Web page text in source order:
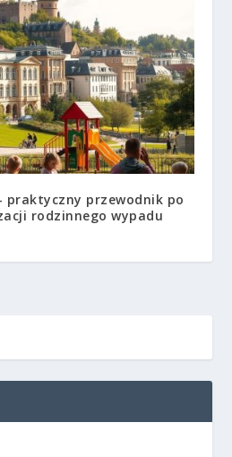
praktyczny przewodnik po
rodzinnego wypadu